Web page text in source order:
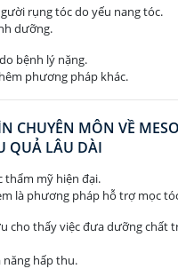
rụng tóc do yếu nang tóc.
dưỡng.
bệnh lý nặng.
phương pháp khác.
CHUYÊN MÔN VỀ
QUẢ LÂU DÀI
thẩm mỹ hiện đại.
là phương pháp hỗ trợ mọc
cho thấy việc đưa dưỡng chất
năng hấp thu.